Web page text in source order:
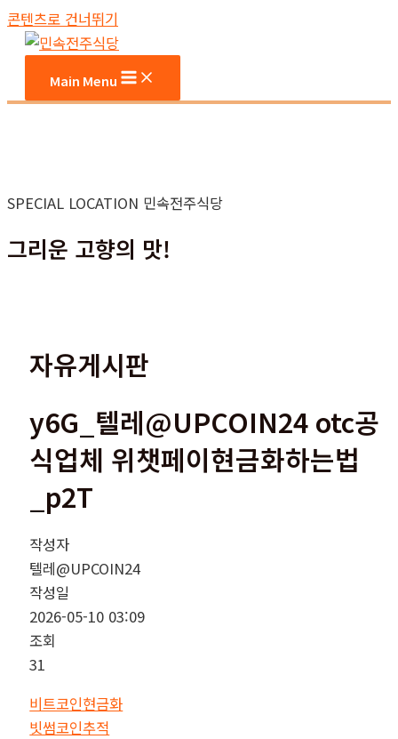
콘텐츠로 건너뛰기
Main Menu
SPECIAL LOCATION 민속전주식당
그리운 고향의 맛!
자유게시판
y6G_텔레@UPCOIN24 otc공
식업체 위챗페이현금화하는법
_p2T
작성자
텔레@UPCOIN24
작성일
2026-05-10 03:09
조회
31
비트코인현금화
빗썸코인추적